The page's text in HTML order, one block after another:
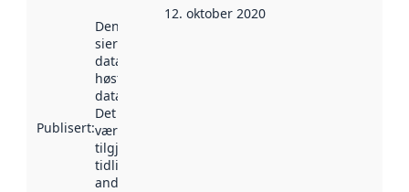
Publisert:
Denne datoen
sier når
datasettet ble
høstet av
data.norge.no.
Det kan ha
vært
tilgjengelig
tidligere
andre steder.
12. oktober 2020